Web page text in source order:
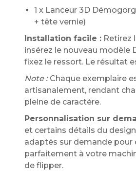
1 x Lanceur 3D
+ tête vernie)
Installation facile : Retirez
insérez le nouveau modèle
fixez le ressort. Le résultat
Note :Chaque exemplaire
artisanalement, rendant
pleine de caractère.
Personnalisation sur
et certains détails du
adaptés sur demande pour
parfaitement à votre
de flipper.